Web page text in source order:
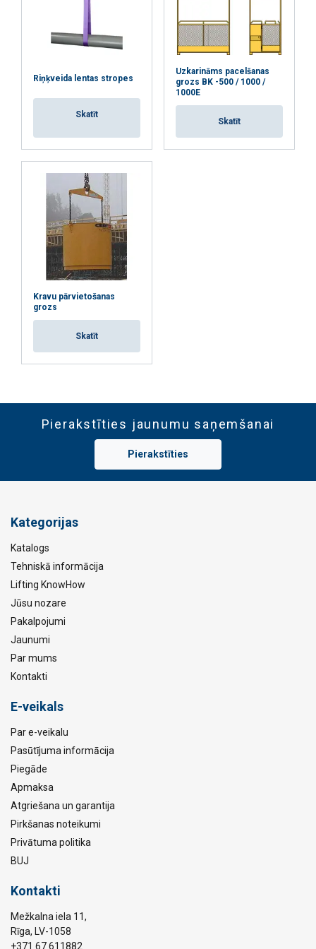
Riņķveida lentas stropes
Skatīt
Uzkarināms pacelšanas
grozs BK -500 / 1000 /
1000E
Skatīt
Kravu pārvietošanas
grozs
Skatīt
Pierakstīties jaunumu saņemšanai
Pierakstīties
Kategorijas
Katalogs
Tehniskā informācija
Lifting KnowHow
Jūsu nozare
Pakalpojumi
Jaunumi
Par mums
Kontakti
E-veikals
Par e-veikalu
Pasūtījuma informācija
Piegāde
Apmaksa
Atgriešana un garantija
Pirkšanas noteikumi
Privātuma politika
BUJ
Kontakti
Mežkalna iela 11,
Rīga, LV-1058
+371 67 611882
RĀDĪT DETAĻAS